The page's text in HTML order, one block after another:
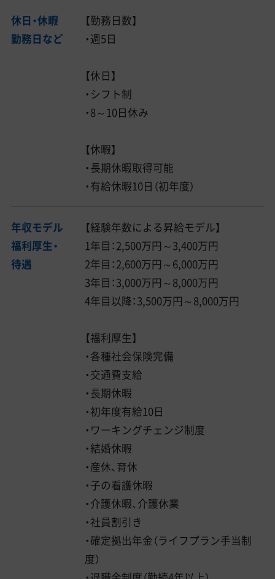
休日・休暇
勤務日など
【勤務日数】
・週5日
【休日】
・シフト制
・8～10日休み
【休暇】
・長期休暇取得可能
・有給休暇10日（初年度）
年収モデル
福利厚生・
待遇
【経験年数による昇給モデル】
1年目：2,500万円～3,400万円
2年目：2,600万円～6,000万円
3年目：3,000万円～8,000万円
4年目以降：3,500万円～8,000万円
【福利厚生】
・各種社会保険完備
・交通費支給
・長期休暇
・初年度有給10日
・ワーキングチェンジ制度
・結婚休暇
・産休、育休
・子の看護休暇
・介護休暇、介護休業
・社員割引き
・確定拠出年金（ライフプラン手当制
度）